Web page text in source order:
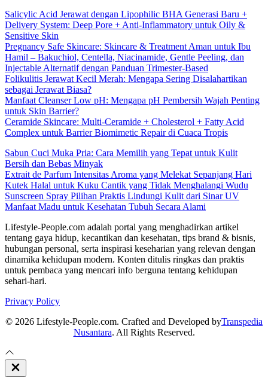
Salicylic Acid Jerawat dengan Lipophilic BHA Generasi Baru +
Delivery System: Deep Pore + Anti-Inflammatory untuk Oily &
Sensitive Skin
Pregnancy Safe Skincare: Skincare & Treatment Aman untuk Ibu
Hamil – Bakuchiol, Centella, Niacinamide, Gentle Peeling, dan
Injectable Alternatif dengan Panduan Trimester-Based
Folikulitis Jerawat Kecil Merah: Mengapa Sering Disalahartikan
sebagai Jerawat Biasa?
Manfaat Cleanser Low pH: Mengapa pH Pembersih Wajah Penting
untuk Skin Barrier?
Ceramide Skincare: Multi-Ceramide + Cholesterol + Fatty Acid
Complex untuk Barrier Biomimetic Repair di Cuaca Tropis
Sabun Cuci Muka Pria: Cara Memilih yang Tepat untuk Kulit
Bersih dan Bebas Minyak
Extrait de Parfum Intensitas Aroma yang Melekat Sepanjang Hari
Kutek Halal untuk Kuku Cantik yang Tidak Menghalangi Wudu
Sunscreen Spray Pilihan Praktis Lindungi Kulit dari Sinar UV
Manfaat Madu untuk Kesehatan Tubuh Secara Alami
Lifestyle-People.com adalah portal yang menghadirkan artikel
tentang gaya hidup, kecantikan dan kesehatan, tips brand & bisnis,
hubungan personal, serta inspirasi keseharian yang relevan dengan
dinamika kehidupan modern. Konten ditulis ringkas dan praktis
untuk pembaca yang mencari info berguna tentang kehidupan
sehari-hari.
Privacy Policy
© 2026 Lifestyle-People.com. Crafted and Developed byTranspedia
Nusantara. All Rights Reserved.
Close
Off